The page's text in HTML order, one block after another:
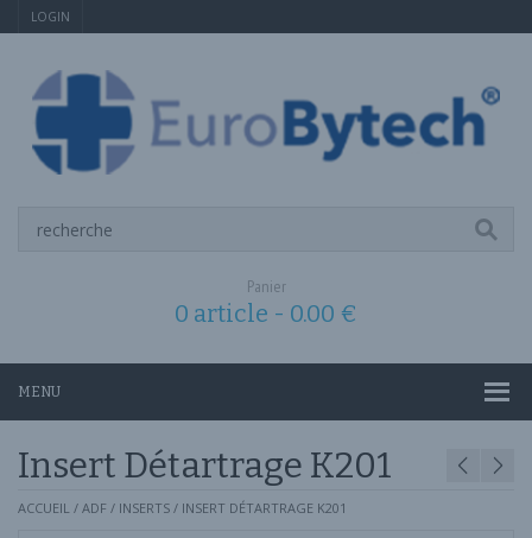
LOGIN
Panier
0 article - 0.00 €
MENU
Insert Détartrage K201
ACCUEIL / ADF / INSERTS / INSERT DÉTARTRAGE K201